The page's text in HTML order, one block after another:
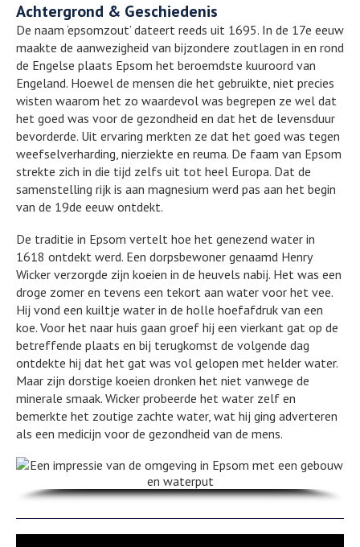
Achtergrond & Geschiedenis
De naam ‘epsomzout’ dateert reeds uit 1695. In de 17e eeuw
maakte de aanwezigheid van bijzondere zoutlagen in en rond
de Engelse plaats Epsom het beroemdste kuuroord van
Engeland. Hoewel de mensen die het gebruikte, niet precies
wisten waarom het zo waardevol was begrepen ze wel dat
het goed was voor de gezondheid en dat het de levensduur
bevorderde. Uit ervaring merkten ze dat het goed was tegen
weefselverharding, nierziekte en reuma. De faam van Epsom
strekte zich in die tijd zelfs uit tot heel Europa. Dat de
samenstelling rijk is aan magnesium werd pas aan het begin
van de 19de eeuw ontdekt.
De traditie in Epsom vertelt hoe het genezend water in
1618 ontdekt werd. Een dorpsbewoner genaamd Henry
Wicker verzorgde zijn koeien in de heuvels nabij. Het was een
droge zomer en tevens een tekort aan water voor het vee.
Hij vond een kuiltje water in de holle hoefafdruk van een
koe. Voor het naar huis gaan groef hij een vierkant gat op de
betreffende plaats en bij terugkomst de volgende dag
ontdekte hij dat het gat was vol gelopen met helder water.
Maar zijn dorstige koeien dronken het niet vanwege de
minerale smaak. Wicker probeerde het water zelf en
bemerkte het zoutige zachte water, wat hij ging adverteren
als een medicijn voor de gezondheid van de mens.